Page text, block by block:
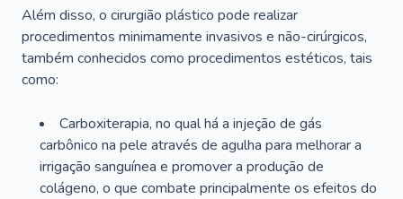
Além disso, o cirurgião plástico pode realizar
procedimentos minimamente invasivos e não-cirúrgicos,
também conhecidos como procedimentos estéticos, tais
como:
Carboxiterapia, no qual há a injeção de gás
carbônico na pele através de agulha para melhorar a
irrigação sanguínea e promover a produção de
colágeno, o que combate principalmente os efeitos do